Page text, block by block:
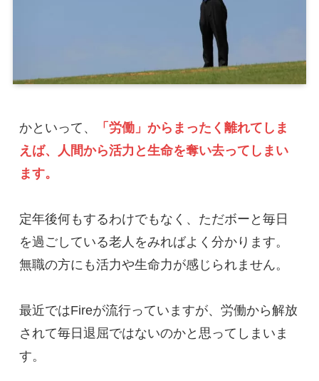
かといって、
「労働」からまったく離れてしま
えば、人間から活力と生命を奪い去ってしまい
ます。
定年後何もするわけでもなく、ただボーと毎日
を過ごしている老人をみればよく分かります。
無職の方にも活力や生命力が感じられません。
最近ではFireが流行っていますが、労働から解放
されて毎日退屈ではないのかと思ってしまいま
す。